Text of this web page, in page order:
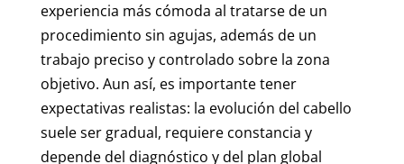
experiencia más cómoda al tratarse de un
procedimiento sin agujas, además de un
trabajo preciso y controlado sobre la zona
objetivo. Aun así, es importante tener
expectativas realistas: la evolución del cabello
suele ser gradual, requiere constancia y
depende del diagnóstico y del plan global